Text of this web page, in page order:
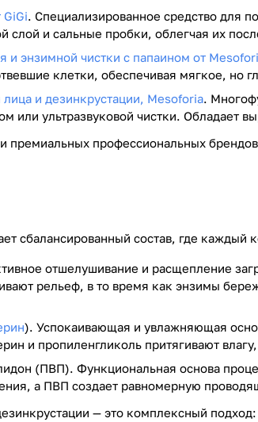
. Специализированное средство для
слой и сальные пробки, облегчая их
и энзимной чистки с папаином от
клетки, обеспечивая мягкое, но
и дезинкрустации, Mesoforia.
или ультразвуковой чистки. Обладает
премиальных профессиональных
сбалансированный состав, где каждый
отшелушивание и расщепление
рельеф, в то время как энзимы
). Успокаивающая и увлажняющая
и пропиленгликоль притягивают
(ПВП). Функциональная основа
а ПВП создает равномерную
— это комплексный